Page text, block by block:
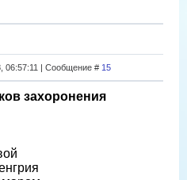
06:57:11 | Сообщение # 15
захоронения